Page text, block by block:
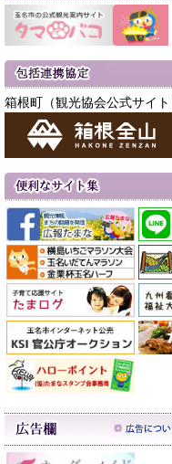
箱根町（観光協会公式サイト